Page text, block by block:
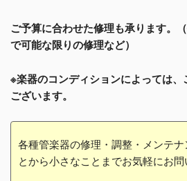
ご予算に合わせた修理も承ります。
で可能な限りの修理など）
※楽器のコンディションによっては
ございます。
各種管楽器の修理・調整・メンテ
とから小さなことまでお気軽にお問